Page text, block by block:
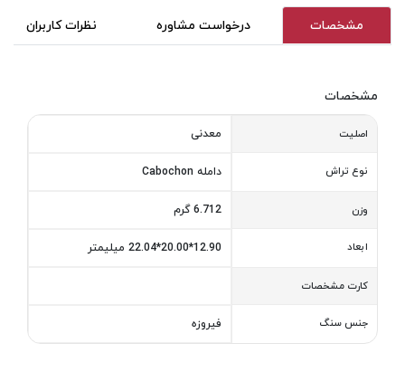
مشخصات درخواست مشاوره نظرات کاربران
مشخصات
اصلیت معدنی
نوع تراش دامله Cabochon
وزن 6.712 گرم
ابعاد 12.90*20.00*22.04 میلیمتر
کارت مشخصات
جنس سنگ فیروزه